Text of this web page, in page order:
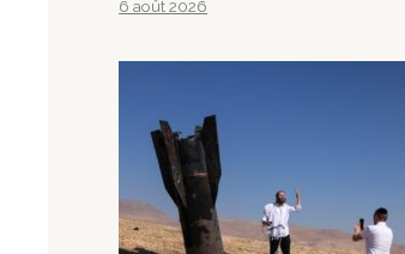
6 août 2026